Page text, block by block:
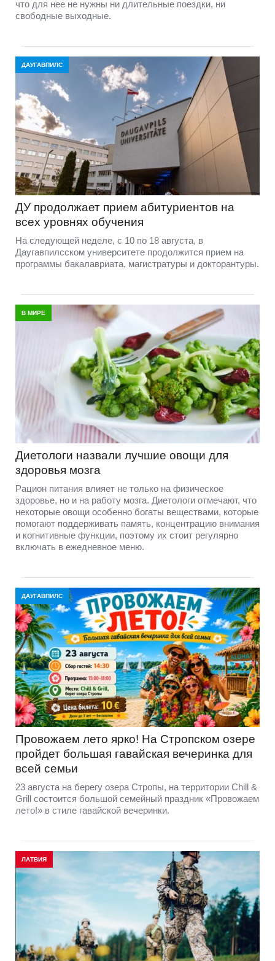
что для нее не нужны ни длительные поездки, ни
свободные выходные.
ДАУГАВПИЛС
ДУ продолжает прием абитуриентов на
всех уровнях обучения
На следующей неделе, с 10 по 18 августа, в
Даугавпилсском университете продолжится прием на
программы бакалавриата, магистратуры и докторантуры.
В МИРЕ
Диетологи назвали лучшие овощи для
здоровья мозга
Рацион питания влияет не только на физическое
здоровье, но и на работу мозга. Диетологи отмечают, что
некоторые овощи особенно богаты веществами, которые
помогают поддерживать память, концентрацию внимания
и когнитивные функции, поэтому их стоит регулярно
включать в ежедневное меню.
ДАУГАВПИЛС
Провожаем лето ярко! На Стропском озере
пройдет большая гавайская вечеринка для
всей семьи
23 августа на берегу озера Стропы, на территории Chill &
Grill состоится большой семейный праздник «Провожаем
лето!» в стиле гавайской вечеринки.
ЛАТВИЯ